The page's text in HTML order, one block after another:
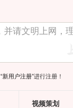
“新用户注册”进行注册！
视频策划